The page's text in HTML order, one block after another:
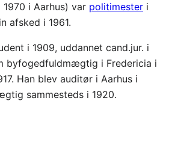
i Aarhus) var politimester i
afsked i 1961.
i 1909, uddannet cand.jur. i
byfogedfuldmægtig i Fredericia i
Han blev auditør i Aarhus i
sammesteds i 1920.